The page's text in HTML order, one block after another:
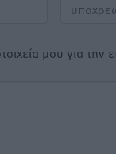
μου για την